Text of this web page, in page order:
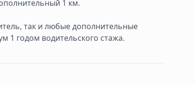
1 км.
так и любые дополнительные
1 годом водительского стажа.